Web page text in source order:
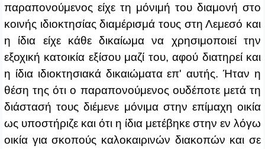
παραπονούμενος είχε τη μόνιμή του διαμονή στο
κοινής ιδιοκτησίας διαμέρισμά τους στη Λεμεσό και
η ίδια είχε κάθε δικαίωμα να χρησιμοποιεί την
εξοχική κατοικία εξίσου μαζί του, αφού διατηρεί και
η ίδια ιδιοκτησιακά δικαιώματα επ' αυτής. Ήταν η
θέση της ότι ο παραπονούμενος ουδέποτε μετά τη
διάστασή τους διέμενε μόνιμα στην επίμαχη οικία
ως υποστήριζε και ότι η ίδια μετέβηκε στην εν λόγω
οικία για σκοπούς καλοκαιρινών διακοπών και σε